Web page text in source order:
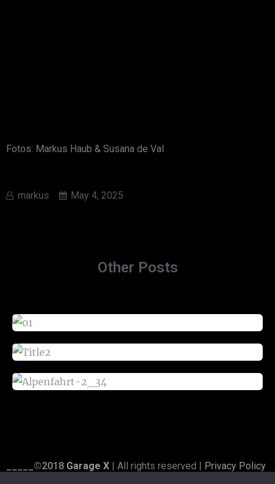
Fotos: Markus Haub & Susana de Val
markus May 4, 2025
Other Posts
_____©2018 Garage X | All rights reserved | Privacy Policy